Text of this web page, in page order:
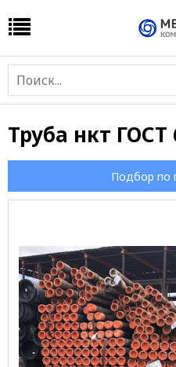
Труба нкт ГОСТ
Подбор по